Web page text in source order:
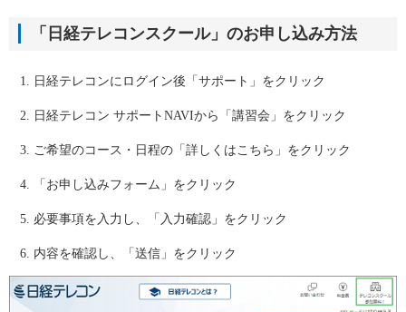
「日経テレコンスクール」のお申し込み方法
日経テレコンにログイン後「サポート」をクリック
日経テレコン サポートNAVIから「講習会」をクリック
ご希望のコース・日程の「詳しくはこちら」をクリック
「お申し込みフォーム」をクリック
必要事項を入力し、「入力確認」をクリック
内容を確認し、「送信」をクリック